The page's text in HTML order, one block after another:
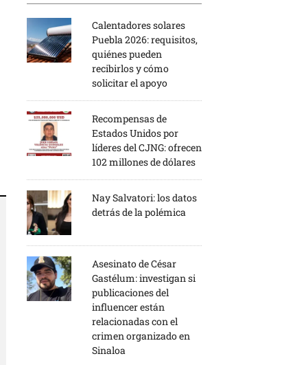
Calentadores solares
Puebla 2026: requisitos,
quiénes pueden
recibirlos y cómo
solicitar el apoyo
Recompensas de
Estados Unidos por
líderes del CJNG: ofrecen
102 millones de dólares
Nay Salvatori: los datos
detrás de la polémica
Asesinato de César
Gastélum: investigan si
publicaciones del
influencer están
relacionadas con el
crimen organizado en
Sinaloa